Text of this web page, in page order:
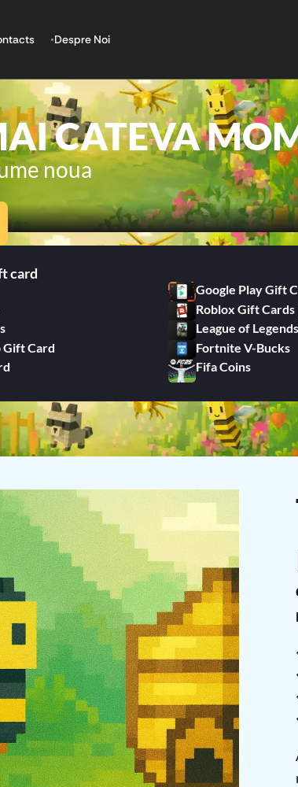
Despre Noi
CATEVA
noua
card
Google Play Gift
Roblox Gift Cards
League of
Gift Card
Fortnite V-Bucks
Fifa Coins